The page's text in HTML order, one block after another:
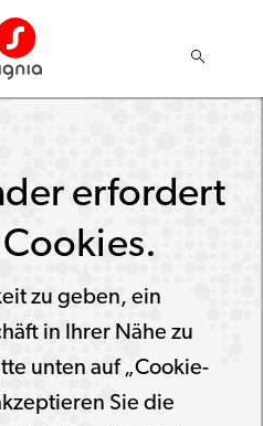
erfordert
zu geben, ein
in Ihrer Nähe zu
unten auf „Cookie-
Sie die